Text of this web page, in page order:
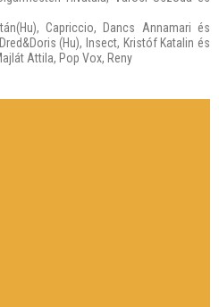
Capriccio, Dancs Annamari és
(Hu), Insect, Kristóf Katalin és
Attila, Pop Vox, Reny